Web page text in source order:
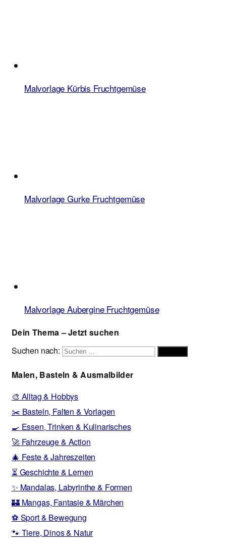
Malvorlage Kürbis Fruchtgemüse
Malvorlage Gurke Fruchtgemüse
Malvorlage Aubergine Fruchtgemüse
Dein Thema – Jetzt suchen
Suchen nach:
Malen, Basteln & Ausmalbilder
🎨 Alltag & Hobbys
✂️ Basteln, Falten & Vorlagen
🍳 Essen, Trinken & Kulinarisches
🚀 Fahrzeuge & Action
🎄 Feste & Jahreszeiten
⏳ Geschichte & Lernen
✨ Mandalas, Labyrinthe & Formen
🏰 Mangas, Fantasie & Märchen
⚽ Sport & Bewegung
🐾 Tiere, Dinos & Natur